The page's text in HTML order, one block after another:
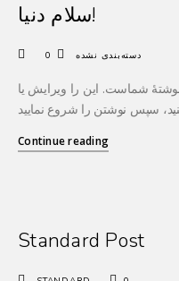
سلام دنیا!
دسته‌بندی نشده 0
شماست. این را ویرایش یا
Continue reading
Standard Post